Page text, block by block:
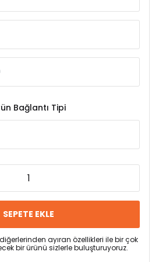
Bağlantı Tipi
SEPETE EKLE
ayıran özellikleri ile bir çok
bir ürünü sizlerle buluşturuyoruz.